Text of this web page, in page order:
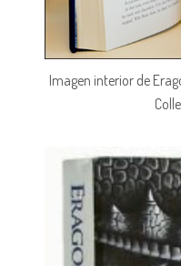
Imagen interior de